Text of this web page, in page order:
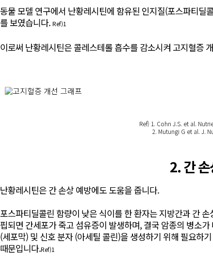
동물 모델 연구에서 난황레시틴에 함유된 인지질(포스파티
를 보였습니다. Ref)1
이로써 난황레시틴은 콜레스테롤 흡수를 감소시켜 고지혈증
Ref) 1. Cohn J.S. et al.
2. Mutungi G et al. J.
2. 간
난황레시틴은 간 손상 예방에도 도움을 줍니다.
포스파티딜콜린 함량이 낮은 식이를 한 환자는 지방간과 간
핍되면 간세포가 죽고 섬유증이 발생하며, 결국 암종의 병소
(세포막) 및 신호 분자 (아세틸 콜린)을 생성하기 위해 필요하
때문입니다.Ref)1